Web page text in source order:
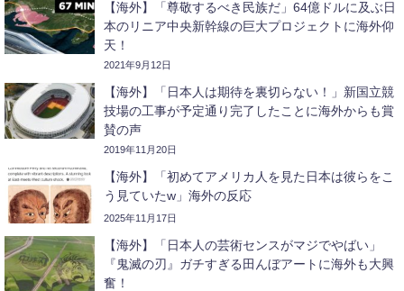
【海外】「尊敬するべき民族だ」64億ドルに及ぶ日
本のリニア中央新幹線の巨大プロジェクトに海外仰
天！
2021年9月12日
【海外】「日本人は期待を裏切らない！」新国立競
技場の工事が予定通り完了したことに海外からも賞
賛の声
2019年11月20日
【海外】「初めてアメリカ人を見た日本は彼らをこ
う見ていたw」海外の反応
2025年11月17日
【海外】「日本人の芸術センスがマジでやばい」
『鬼滅の刃』ガチすぎる田んぼアートに海外も大興
奮！